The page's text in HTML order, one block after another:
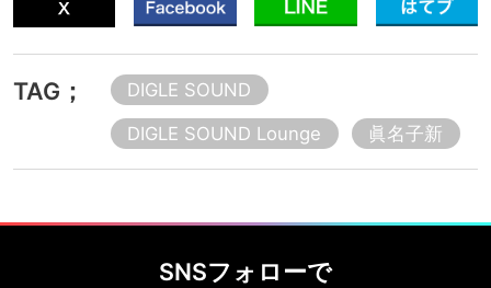
TAG；
DIGLE SOUND
DIGLE SOUND Lounge
眞名子新
SNSフォローで